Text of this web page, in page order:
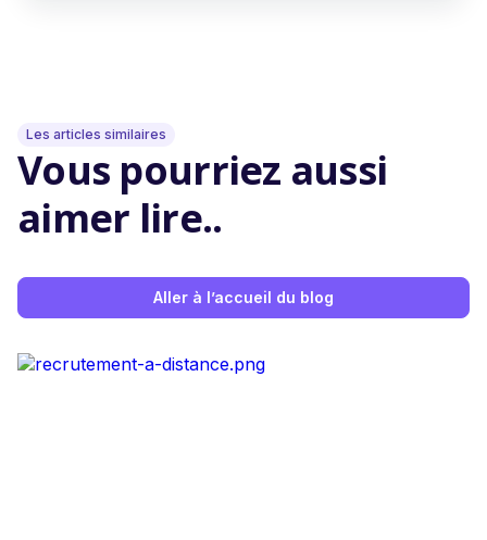
Les articles similaires
Vous pourriez aussi
aimer lire..
Aller à l’accueil du blog